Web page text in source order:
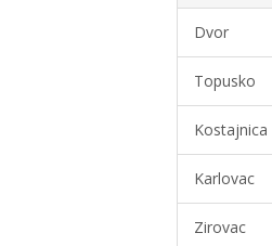
Dvor
Topusko
Kostajnica
Karlovac
Zirovac